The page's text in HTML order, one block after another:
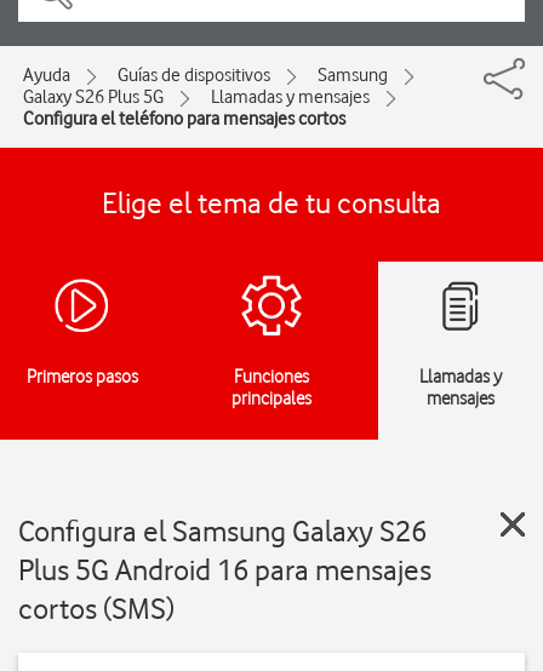
Ayuda Guías de dispositivos
Samsung
Galaxy S26 Plus 5G
Llamadas y mensajes
Configura el teléfono para mensajes cortos
Elige el tema de tu consulta
Primeros pasos
Funciones
principales
Llamadas y
mensajes
Configura el Samsung Galaxy S26
Plus 5G Android 16 para mensajes
cortos (SMS)